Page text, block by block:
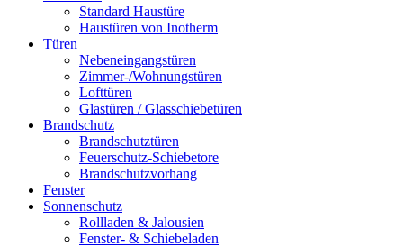
Standard Haustüre
Haustüren von Inotherm
Türen
Nebeneingangstüren
Zimmer-/Wohnungstüren
Lofttüren
Glastüren / Glasschiebetüren
Brandschutz
Brandschutztüren
Feuerschutz-Schiebetore
Brandschutzvorhang
Fenster
Sonnenschutz
Rollladen & Jalousien
Fenster- & Schiebeladen